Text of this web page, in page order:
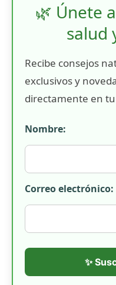
🌿 Únete
salud
Recibe consejos
exclusivos y
directamente en
Nombre:
Correo electrónico:
✨